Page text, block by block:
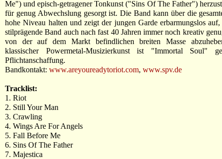
Me") und episch-getragener Tonkunst ("Sins Of The Father")
für genug Abwechslung gesorgt ist. Die Band kann über die
hohe Niveau halten und zeigt der jungen Garde erbarmungslos auf,
stilprägende Band auch nach fast 40 Jahren immer noch kreativ
von der auf dem Markt befindlichen breiten Masse
klassischer Powermetal-Musizierkunst ist "Immortal Soul"
Pflichtanschaffung.
Bandkontakt: www.areyoureadytoriot.com, www.spv.de
Tracklist:
1. Riot
2. Still Your Man
3. Crawling
4. Wings Are For Angels
5. Fall Before Me
6. Sins Of The Father
7. Majestica